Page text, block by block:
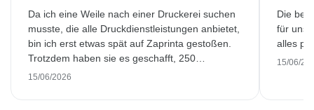
Da ich eine Weile nach einer Druckerei suchen
musste, die alle Druckdienstleistungen anbietet,
bin ich erst etwas spät auf Zaprinta gestoßen.
Trotzdem haben sie es geschafft, 250
wunderschön bedruckte Emaillebecher
15/06/2026
Die
für
alles
15/06/